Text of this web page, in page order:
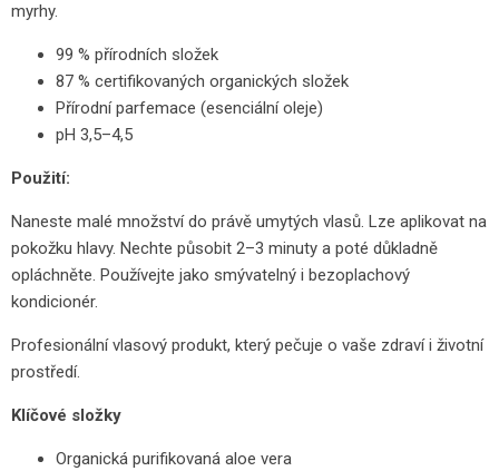
myrhy.
99 % přírodních složek
87 % certifikovaných organických složek
Přírodní parfemace (esenciální oleje)
pH 3,5–4,5
Použití:
Naneste malé množství do právě umytých vlasů. Lze aplikovat na
pokožku hlavy. Nechte působit 2–3 minuty a poté důkladně
opláchněte. Používejte jako smývatelný i bezoplachový
kondicionér.
Profesionální vlasový produkt, který pečuje o vaše zdraví i životní
prostředí.
Klíčové složky
Organická purifikovaná aloe vera